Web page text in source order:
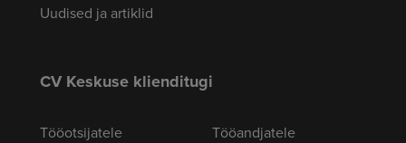
Uudised ja artiklid
CV Keskuse klienditugi
Tööotsijatele Tööandjatele